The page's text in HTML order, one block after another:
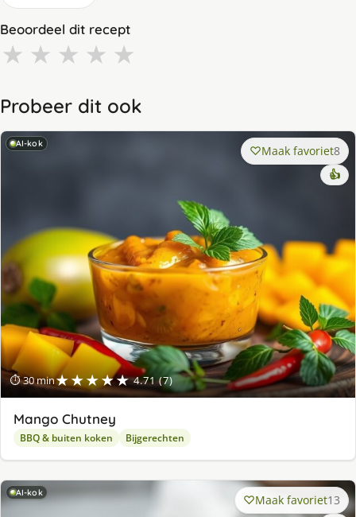
Beoordeel dit recept
★ ★ ★ ★ ★
Probeer dit ook
AI-kok
⏱ 30 min★★★★★ 4.71 (7)
Maak favoriet8
👍
Mango Chutney
BBQ & buiten koken Bijgerechten
AI-kok Maak favoriet13